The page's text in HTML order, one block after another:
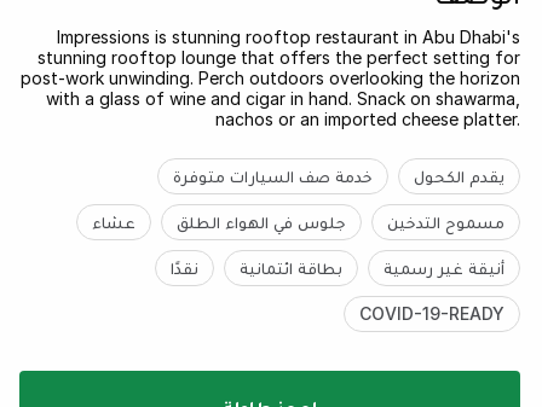
Impressions is stunning rooftop restaurant in Abu Dhabi's
stunning rooftop lounge that offers the perfect setting for
post-work unwinding. Perch outdoors overlooking the horizon
with a glass of wine and cigar in hand. Snack on shawarma,
nachos or an imported cheese platter.
يقدم الكحول خدمة صف السيارات متوفرة
مسموح التدخين جلوس في الهواء الطلق عشاء
أنيقة غير رسمية بطاقة ائتمانية نقدًا
COVID-19-READY